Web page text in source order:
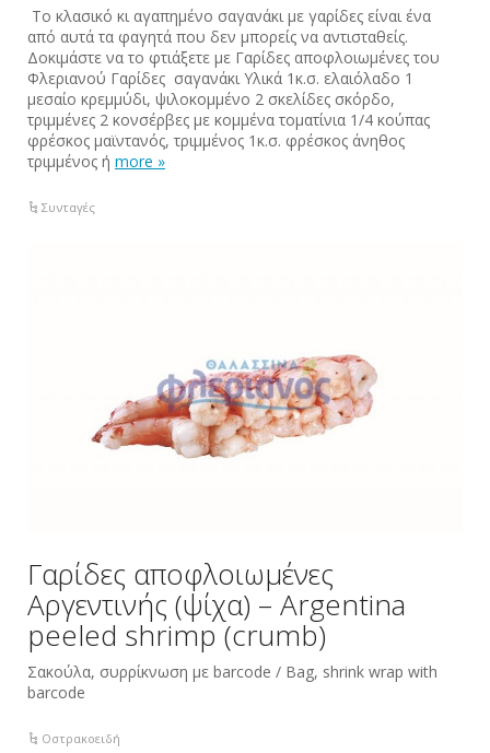
Το κλασικό κι αγαπημένο σαγανάκι με γαρίδες είναι ένα
από αυτά τα φαγητά που δεν μπορείς να αντισταθείς.
Δοκιμάστε να το φτιάξετε με Γαρίδες αποφλοιωμένες του
Φλεριανού Γαρίδες σαγανάκι Υλικά 1κ.σ. ελαιόλαδο 1
μεσαίο κρεμμύδι, ψιλοκομμένο 2 σκελίδες σκόρδο,
τριμμένες 2 κονσέρβες με κομμένα τοματίνια 1/4 κούπας
φρέσκος μαϊντανός, τριμμένος 1κ.σ. φρέσκος άνηθος
τριμμένος ή more »
Συνταγές
Γαρίδες αποφλοιωμένες
Αργεντινής (ψίχα) – Argentina
peeled shrimp (crumb)
Σακούλα, συρρίκνωση με barcode / Bag, shrink wrap with
barcode
Οστρακοειδή